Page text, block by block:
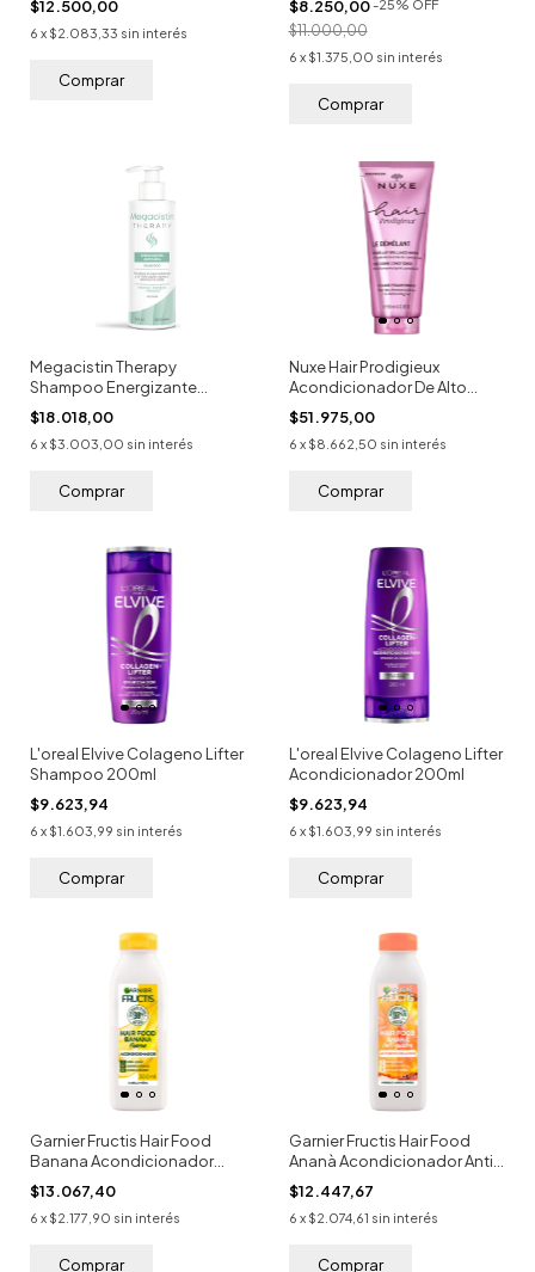
$12.500,00
6 x $2.083,33 sin interés
$8.250,00-25% OFF
$11.000,00
6 x $1.375,00 sin interés
Megacistin Therapy
Shampoo Energizante
Anticaída 240ml
$18.018,00
6 x $3.003,00 sin interés
Nuxe Hair Prodigieux
Acondicionador De Alto
Brillo 200ml
$51.975,00
6 x $8.662,50 sin interés
L'oreal Elvive Colageno Lifter
Shampoo 200ml
$9.623,94
6 x $1.603,99 sin interés
L'oreal Elvive Colageno Lifter
Acondicionador 200ml
$9.623,94
6 x $1.603,99 sin interés
Garnier Fructis Hair Food
Banana Acondicionador
Fueza 300ml
$13.067,40
6 x $2.177,90 sin interés
Garnier Fructis Hair Food
Ananà Acondicionador Anti-
quiebre 300ml
$12.447,67
6 x $2.074,61 sin interés